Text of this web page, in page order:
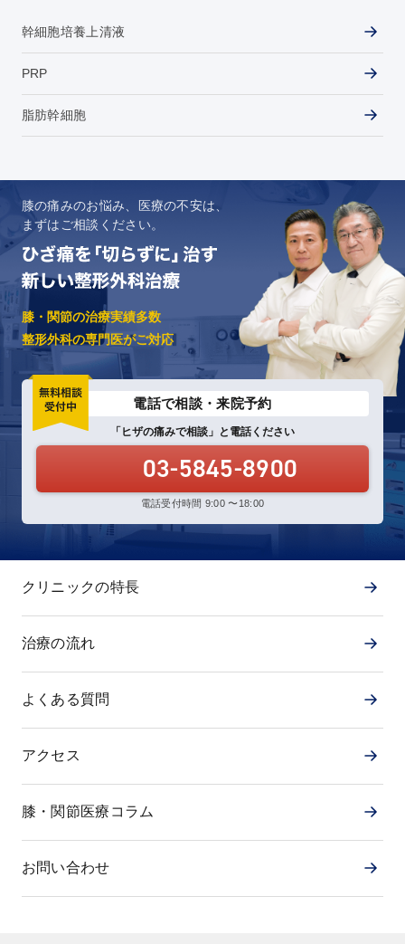
幹細胞培養上清液
PRP
脂肪幹細胞
膝の痛みのお悩み、医療の不安は、
まずはご相談ください。
膝・関節の治療実績多数
整形外科の専門医がご対応
電話で相談・来院予約
「ヒザの痛みで相談」と電話ください
03-5845-8900
電話受付時間 9:00 〜18:00
クリニックの特長
治療の流れ
よくある質問
アクセス
膝・関節医療コラム
お問い合わせ